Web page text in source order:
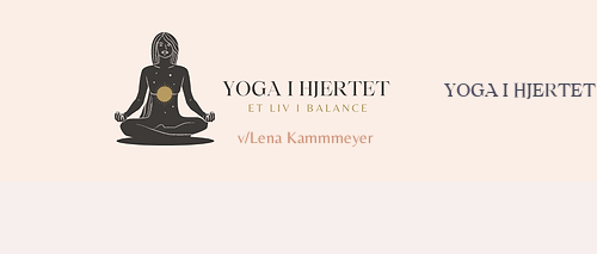
v/Lena Kammmeyer
YOGA I HJERTET